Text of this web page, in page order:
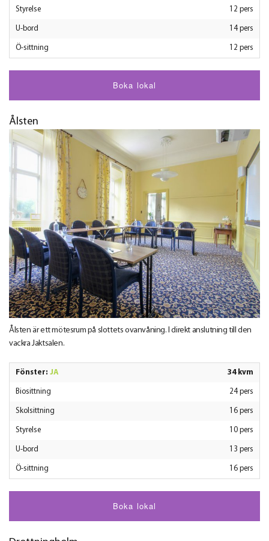
Styrelse 12 pers
U-bord 14 pers
Ö-sittning 12 pers
Boka lokal
Ålsten
Ålsten är ett mötesrum på slottets ovanvåning. I direkt anslutning till den
vackra Jaktsalen.
Fönster: JA 34 kvm
Biosittning 24 pers
Skolsittning 16 pers
Styrelse 10 pers
U-bord 13 pers
Ö-sittning 16 pers
Boka lokal